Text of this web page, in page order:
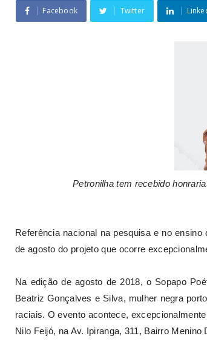
Facebook Twitter
Petronilha tem recebido
Referência nacional na pesquisa e no
de agosto do projeto que ocorre
Na edição de agosto de 2018, o Sopapo
Beatriz Gonçalves e Silva, mulher negra
raciais. O evento acontece,
Nilo Feijó, na Av. Ipiranga, 311, Bairro